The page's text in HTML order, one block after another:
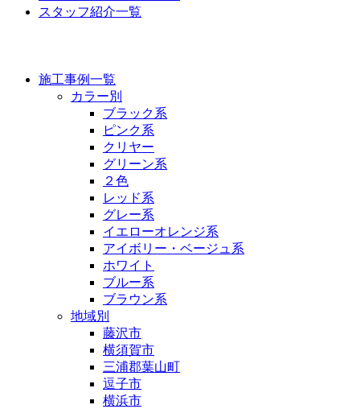
スタッフ紹介一覧
施工事例一覧
カラー別
ブラック系
ピンク系
クリヤー
グリーン系
２色
レッド系
グレー系
イエローオレンジ系
アイボリー・ベージュ系
ホワイト
ブルー系
ブラウン系
地域別
藤沢市
横須賀市
三浦郡葉山町
逗子市
横浜市